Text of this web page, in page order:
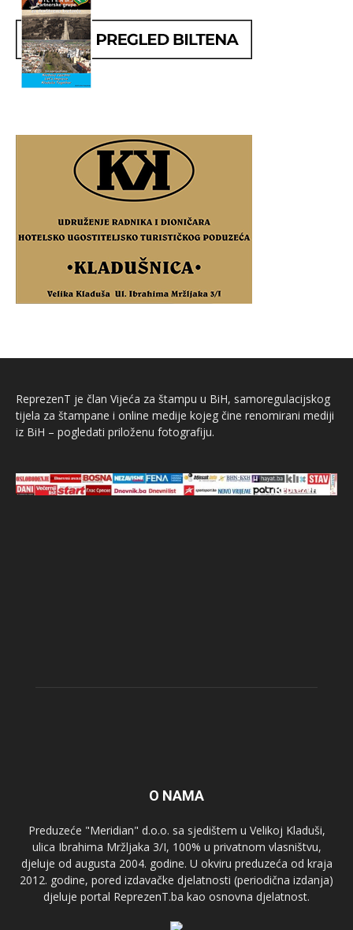
ReprezenT je član Vijeća za štampu u BiH, samoregulacijskog
tijela za štampane i online medije kojeg čine renomirani mediji
iz BiH – pogledati priloženu fotografiju.
O NAMA
Preduzeće "Meridian" d.o.o. sa sjedištem u Velikoj Kladuši,
ulica Ibrahima Mržljaka 3/I, 100% u privatnom vlasništvu,
djeluje od augusta 2004. godine. U okviru preduzeća od kraja
2012. godine, pored izdavačke djelatnosti (periodična izdanja)
djeluje portal ReprezenT.ba kao osnovna djelatnost.